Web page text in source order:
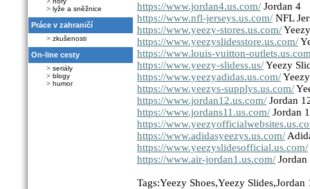
> lyže a sněžnice
Práce v zahraničí
> zkušenosti
On-line cesty
> seriály
> blogy
> humor
https://www.jordan4.us.com/ Jordan 4
https://www.nfl-jerseys.us.com/ NFL
https://www.yeezy-stores.us.com/
https://www.yeezyslidesstore.us.com/
https://www.louis-vuitton-
https://www.yeezy-slidess.us/Yeezy
https://www.yeezyadidas.us.com/
https://www.yeezys-supplys.us.com/
https://www.jordan12.us.com/ Jordan
https://www.jordans11.us.com/ Jordan
https://
https://www.adidasyeezys.us.com/
https://www.yeezyslidesofficial.us.com/
https://www.air-jordan1.us.com/ Jordan
Tags:Yeezy Shoes,Yeezy